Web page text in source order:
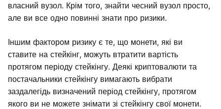
власний вузол. Крім того, знайти чесний вузол просто,
але ви все одно повинні знати про ризики.
Іншим фактором ризику є те, що монети, які ви
ставите на стейкінг, можуть втратити вартість
протягом періоду стейкінгу. Деякі криптовалюти та
постачальники стейкінгу вимагають вибрати
заздалегідь визначений період стейкінгу, протягом
якого ви не можете знімати зі стейкінгу свої монети.